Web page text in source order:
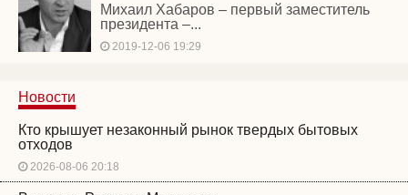
Михаил Хабаров – первый заместитель
президента –...
2019-12-06 19:29
Новости
Кто крышует незаконный рынок твердых бытовых
отходов
2026-08-06 20:18